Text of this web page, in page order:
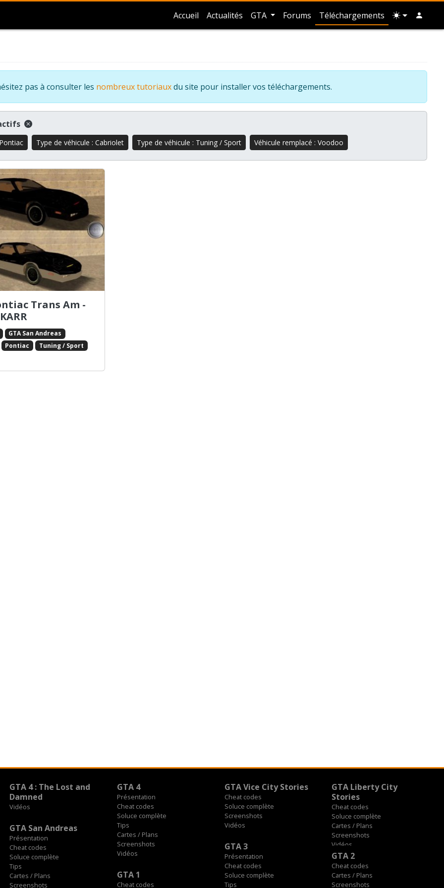
Accueil Actualités GTA Forums Téléchargements
pas à consulter les nombreux tutoriauxdu site pour installer vos téléchargements.
Type de véhicule : Cabriolet Type de véhicule : Tuning / Sport Véhicule remplacé : Voodoo
Trans Am -
GTA San Andreas
Pontiac
Tuning / Sport
GTA 4 : The Lost and
Damned
Vidéos
GTA 4
Présentation
Cheat codes
Soluce complète
Tips
Cartes / Plans
Screenshots
Vidéos
GTA Vice City Stories
Cheat codes
Soluce complète
Screenshots
Vidéos
GTA Liberty City
Stories
Cheat codes
Soluce complète
Cartes / Plans
Screenshots
Vidéos
GTA San Andreas
Présentation
Cheat codes
Soluce complète
Tips
Cartes / Plans
Screenshots
GTA 3
Présentation
Cheat codes
Soluce complète
Tips
GTA 2
Cheat codes
Cartes / Plans
Screenshots
GTA 1
Cheat codes